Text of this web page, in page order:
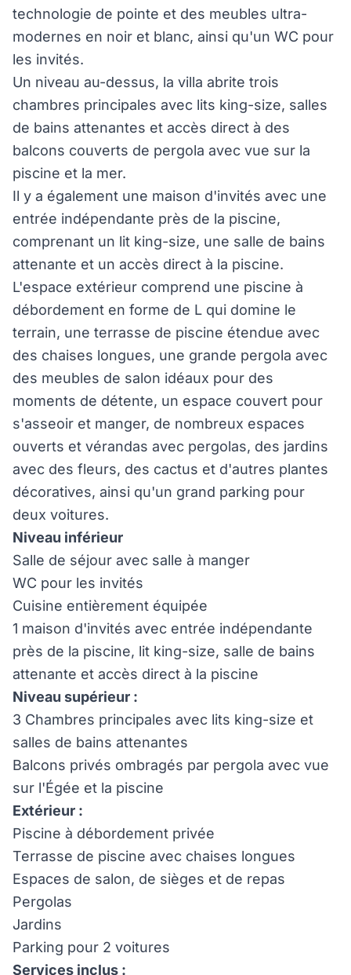
technologie de pointe et des meubles ultra-
modernes en noir et blanc, ainsi qu'un WC pour
les invités.
Un niveau au-dessus, la villa abrite trois
chambres principales avec lits king-size, salles
de bains attenantes et accès direct à des
balcons couverts de pergola avec vue sur la
piscine et la mer.
Il y a également une maison d'invités avec une
entrée indépendante près de la piscine,
comprenant un lit king-size, une salle de bains
attenante et un accès direct à la piscine.
L'espace extérieur comprend une piscine à
débordement en forme de L qui domine le
terrain, une terrasse de piscine étendue avec
des chaises longues, une grande pergola avec
des meubles de salon idéaux pour des
moments de détente, un espace couvert pour
s'asseoir et manger, de nombreux espaces
ouverts et vérandas avec pergolas, des jardins
avec des fleurs, des cactus et d'autres plantes
décoratives, ainsi qu'un grand parking pour
deux voitures.
Niveau inférieur
Salle de séjour avec salle à manger
WC pour les invités
Cuisine entièrement équipée
1 maison d'invités avec entrée indépendante
près de la piscine, lit king-size, salle de bains
attenante et accès direct à la piscine
Niveau supérieur :
3 Chambres principales avec lits king-size et
salles de bains attenantes
Balcons privés ombragés par pergola avec vue
sur l'Égée et la piscine
Extérieur :
Piscine à débordement privée
Terrasse de piscine avec chaises longues
Espaces de salon, de sièges et de repas
Pergolas
Jardins
Parking pour 2 voitures
Services inclus :